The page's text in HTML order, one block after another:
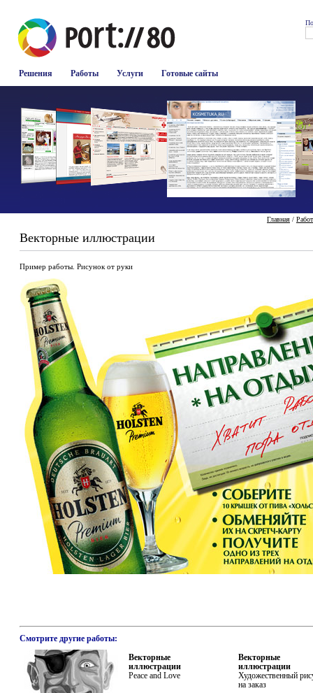
Решения Работы Услуги Готовые сайты
Главная /
Векторные иллюстрации
Пример работы. Рисунок от руки
Смотрите другие работы:
Векторные
иллюстрации
Peace and Love
Векторные
иллюстрации
Художественный
на заказ